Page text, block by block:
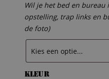
Wil je het bed en bureau
opstelling, trap links en
de foto)
Kleur